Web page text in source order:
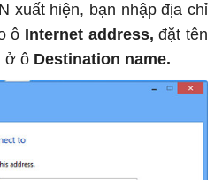
xuất hiện, bạn nhập địa chỉ
ô Internet address, đặt tên
ở ô Destination name.